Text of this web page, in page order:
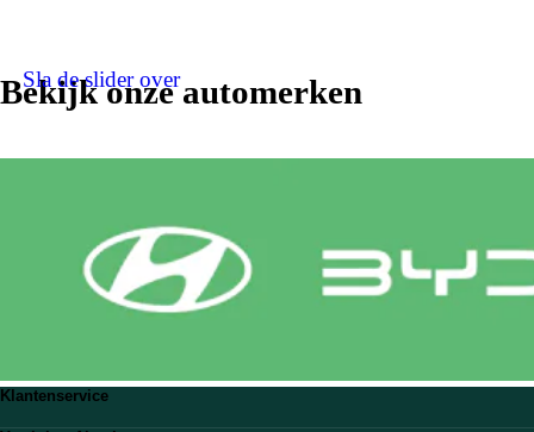
Bekijk onze automerken
Sla de slider over
Klantenservice